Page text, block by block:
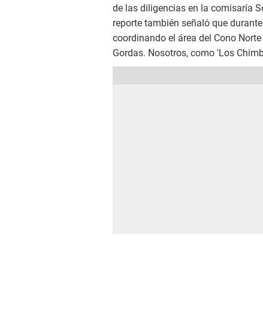
de las diligencias en la comisaría
reporte también señaló que
coordinando el área del Cono
Gordas. Nosotros, como 'Los